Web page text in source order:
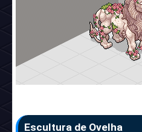
Escultura de Ovelha